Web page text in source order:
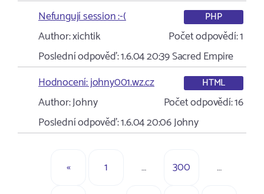
Nefungují session :-(
PHP
Author:xichtik Počet odpovědí:1
Poslední odpověď:1.6.04 20:39Sacred Empire
Hodnocení: johny001.wz.cz
HTML
Author:Johny Počet odpovědí:16
Poslední odpověď:1.6.04 20:06Johny
« 1 … 300 …